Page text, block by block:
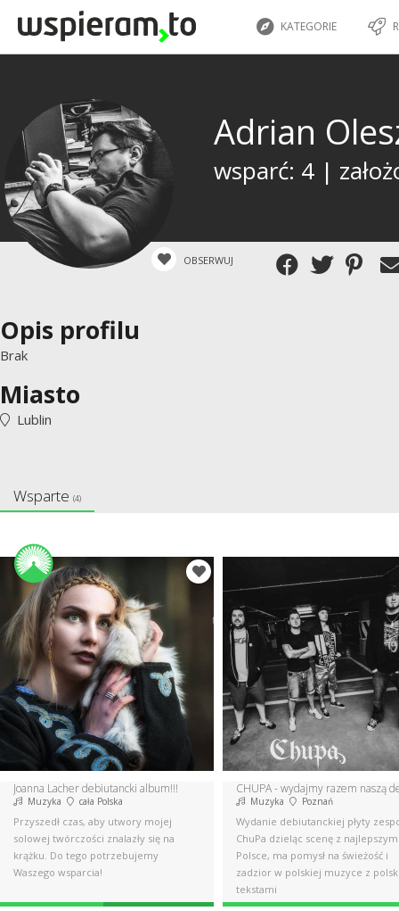
KATEGORIE
Adrian
wsparć: 4 |
OBSERWUJ
Opis profilu
Brak
Miasto
Lublin
Wsparte (4)
Joanna Lacher debiutancki album!!!
Muzyka cała Polska
Przyszedł czas, aby utwory mojej
solowej twórczości znalazły się na
krążku. Do tego potrzebujemy
Waszego wsparcia!
Muzyka Poznań
Wydanie debiutanckiej płyty
ChuPa dzieląc scenę z
Polsce, ma pomysł na świeżość i
zadzior w polskiej muzyce z
tekstami